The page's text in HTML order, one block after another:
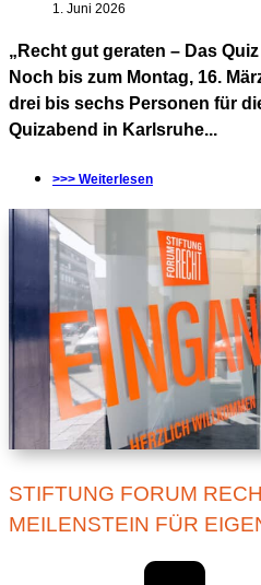
1. Juni 2026
„Recht gut geraten – Das
Noch bis zum Montag, 16.
drei bis sechs Personen für
Quizabend in Karlsruhe...
>>> Weiterlesen
STIFTUNG FORUM
MEILENSTEIN FÜR